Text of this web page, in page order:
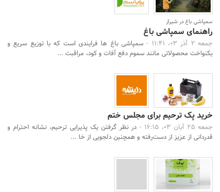
سمپاشی باغ در شیراز
راهنمای سمپاشی باغ
جمعه 2 آذر 03، 11:41 -
سمپاشی باغ ها فرایندی است که با توزیع سریع و
یکنواخت محصولاتی مانند سموم دفع آفات و کود، مراقبت ...
خرید پک ترحیم برای مجلس ختم
جمعه 25 آبان 03، 16:15 -
در نظر گرفتن یک پذیرایی ترحیم، نشانه‌ احترام و
قدردانی از عزیز از دست‌رفته و همچنین دلجویی از خا ...